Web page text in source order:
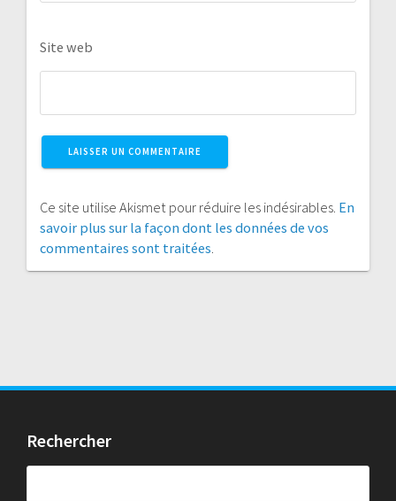
Site web
Ce site utilise Akismet pour réduire les indésirables. En
savoir plus sur la façon dont les données de vos
commentaires sont traitées
Rechercher